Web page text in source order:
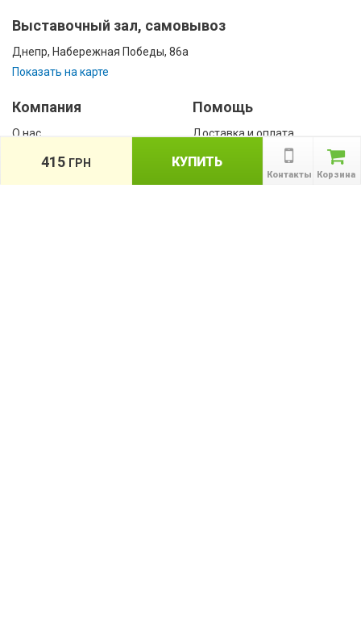
Выставочный зал, самовывоз
Днепр, Набережная Победы, 86а
Показать на карте
Компания
О нас
Помощь
Доставка и оплата
Корзина
Контакты
КУПИТЬ
415 ГРН